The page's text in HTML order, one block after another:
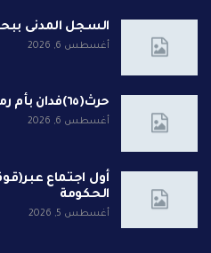
السجل المدنى
أغسطس 6, 2026
حرث(٦٥)فدان بأم رمته يدعم من الزكاة بالمحلية
أغسطس 6, 2026
أول اجتماع
الحكومة
أغسطس 5, 2026